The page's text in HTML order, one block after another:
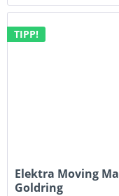
TIPP!
Elektra Moving
Goldring